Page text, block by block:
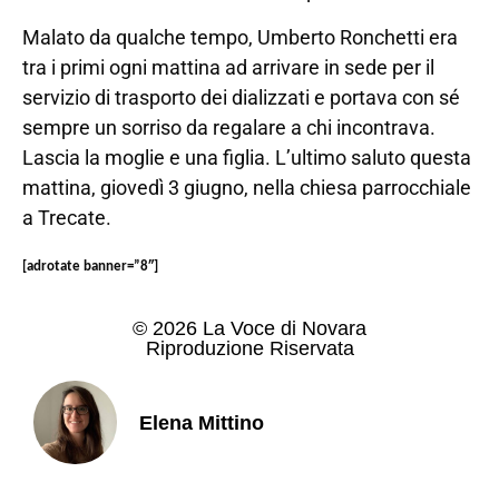
Malato da qualche tempo, Umberto Ronchetti era
tra i primi ogni mattina ad arrivare in sede per il
servizio di trasporto dei dializzati e portava con sé
sempre un sorriso da regalare a chi incontrava.
Lascia la moglie e una figlia. L’ultimo saluto questa
mattina, giovedì 3 giugno, nella chiesa parrocchiale
a Trecate.
[adrotate banner=”8″]
© 2026 La Voce di Novara
Riproduzione Riservata
Elena Mittino